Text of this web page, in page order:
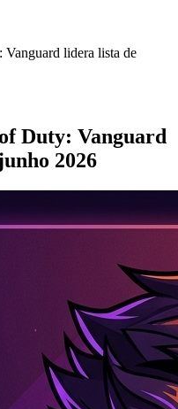
lidera lista de
Duty: Vanguard
2026